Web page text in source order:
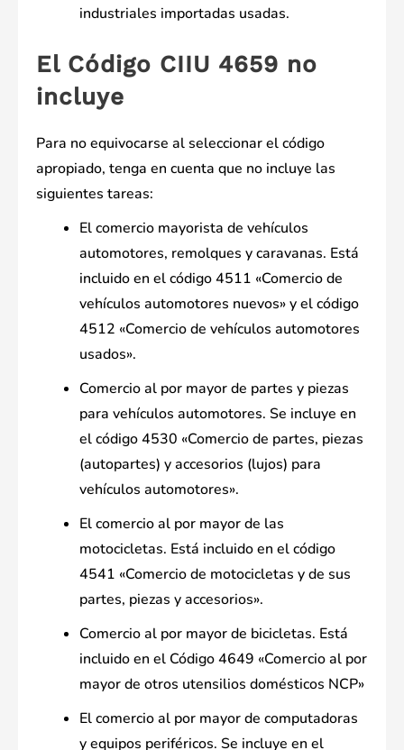
industriales importadas usadas.
El Código CIIU 4659 no
incluye
Para no equivocarse al seleccionar el código
apropiado, tenga en cuenta que no incluye las
siguientes tareas:
El comercio mayorista de vehículos
automotores, remolques y caravanas. Está
incluido en el código 4511 «Comercio de
vehículos automotores nuevos» y el código
4512 «Comercio de vehículos automotores
usados».
Comercio al por mayor de partes y piezas
para vehículos automotores. Se incluye en
el código 4530 «Comercio de partes, piezas
(autopartes) y accesorios (lujos) para
vehículos automotores».
El comercio al por mayor de las
motocicletas. Está incluido en el código
4541 «Comercio de motocicletas y de sus
partes, piezas y accesorios».
Comercio al por mayor de bicicletas. Está
incluido en el Código 4649 «Comercio al por
mayor de otros utensilios domésticos NCP»
El comercio al por mayor de computadoras
y equipos periféricos. Se incluye en el